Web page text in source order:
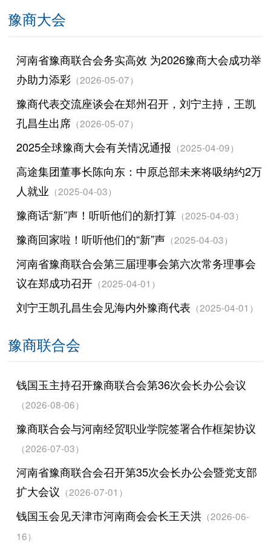
豫商大会
河南省豫商联合会务实高效 为2026豫商大会成功举
办助力添彩（2026-05-07）
豫商代表交流座谈会在郑州召开，刘宁主持，王凯
孔昌生出席（2026-05-07）
2025全球豫商大会有关情况通报 （2025-04-09）
高途集团董事长陈向东：中原总部未来将吸纳约2万
人就业 （2025-04-03）
豫商话“新”声！听听他们的新打算（2025-04-03）
豫商回家啦！听听他们的“新”声（2025-04-03）
河南省豫商联合会第三届理事会第六次常务理事会
议在郑成功召开（2025-04-01）
刘宁王凯孔昌生会见海内外豫商代表 （2025-04-01）
豫商联合会
钱国玉主持召开豫商联合会第36次会长办公会议
（2026-08-06）
豫商联合会与河南经贸职业学院签署合作框架协议
（2026-07-03）
河南省豫商联合会召开第35次会长办公会暨党支部
扩大会议 （2026-07-01）
钱国玉会见天津市河南商会会长王天洪（2026-06-
16）